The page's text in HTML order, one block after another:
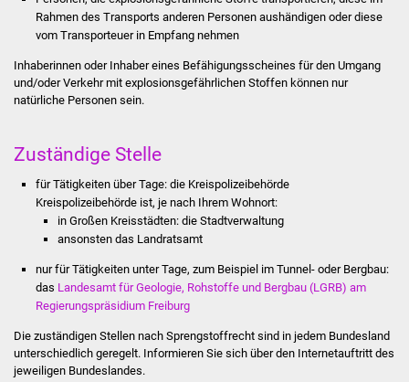
Partnerstädte
Projekte
Sanierung Bizethalle
Bürger & Service
Rahmen des Transports anderen Personen aushändigen oder diese
vom Transporteuer in Empfang nehmen
Inhaberinnen oder Inhaber eines Befähigungsscheines für den Umgang
und/oder Verkehr mit explosionsgefährlichen Stoffen können nur
natürliche Personen sein.
Zuständige Stelle
für Tätigkeiten über Tage: die Kreispolizeibehörde
Kreispolizeibehörde ist, je nach Ihrem Wohnort:
in Großen Kreisstädten: die Stadtverwaltung
ansonsten das Landratsamt
nur für Tätigkeiten unter Tage, zum Beispiel im Tunnel- oder Bergbau:
das Landesamt für Geologie, Rohstoffe und Bergbau (LGRB) am
Regierungspräsidium Freiburg
Die zuständigen Stellen nach Sprengstoffrecht sind in jedem Bundesland
unterschiedlich geregelt. Informieren Sie sich über den Internetauftritt des
jeweiligen Bundeslandes.